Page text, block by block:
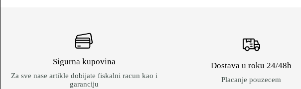
Sigurna kupovina
Za sve nase artikle dobijate fiskalni racun kao i
garanciju
Dostava u roku 24/48h
Placanje pouzecem